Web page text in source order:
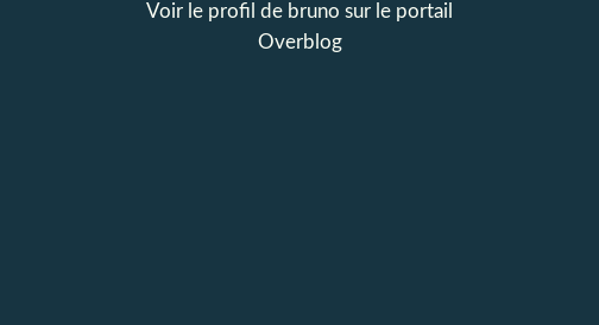
Voir le profil de bruno sur le portail
Overblog